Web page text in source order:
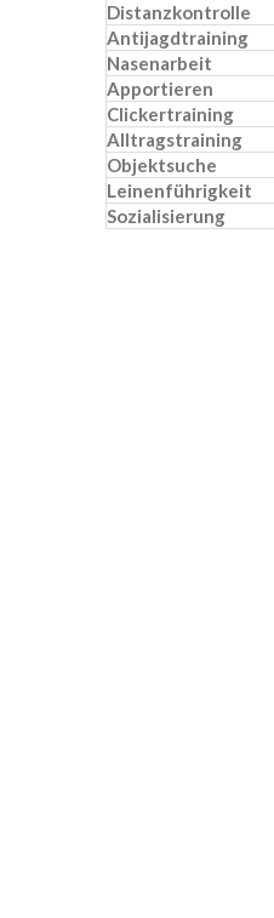
Distanzkontrolle
Antijagdtraining
Nasenarbeit
Apportieren
Clickertraining
Alltragstraining
Objektsuche
Leinenführigkeit
Sozialisierung